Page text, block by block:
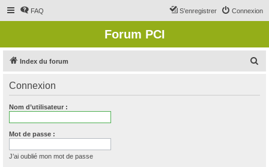
FAQ Connexion
S’enregistrer
Forum PCI
Index du forum
Connexion
Nom d’utilisateur :
Mot de passe :
J’ai oublié mon mot de passe